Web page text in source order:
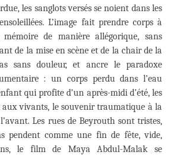
les sanglots versés se noient dans les
L’image fait prendre corps à
de manière allégorique, sans
de la mise en scène et de la chair de la
sans douleur, et ancre le paradoxe
: un corps perdu dans l’eau
qui profite d’un après-midi d’été, les
aux vivants, le souvenir traumatique à la
Les rues de Beyrouth sont tristes,
pendent comme une fin de fête, vide,
le film de Maya Abdul-Malak se